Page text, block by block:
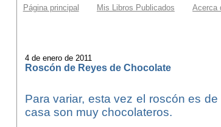
Página principal Mis Libros Publicados Acerca
4 de enero de 2011
Roscón de Reyes de Chocolate
Para variar, esta vez el roscón es
casa son muy chocolateros.